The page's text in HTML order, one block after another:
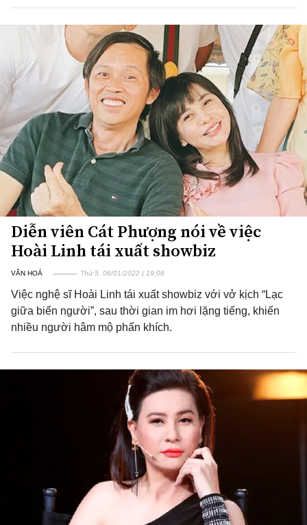
Diễn viên Cát Phượng nói về việc
Hoài Linh tái xuất showbiz
VĂN HOÁ Thứ 5, 06/01/2022 | 19:08
Việc nghệ sĩ Hoài Linh tái xuất showbiz với vở kịch “Lạc
giữa biển người”, sau thời gian im hơi lặng tiếng, khiến
nhiều người hâm mộ phấn khích.